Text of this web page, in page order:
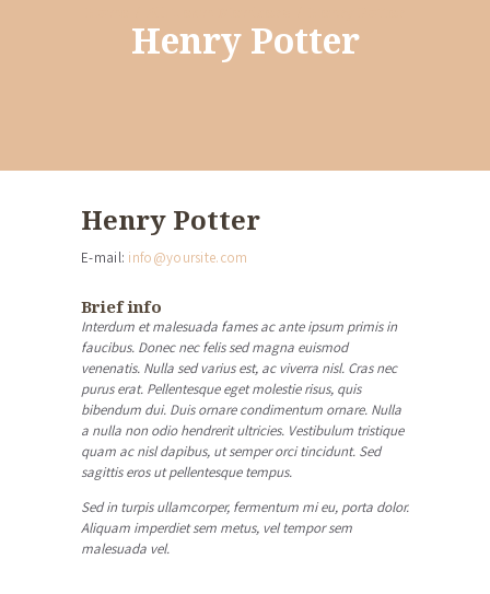
Henry Potter
Henry Potter
E-mail: info@yoursite.com
Brief info
Interdum et malesuada fames ac ante ipsum primis in
faucibus. Donec nec felis sed magna euismod
venenatis. Nulla sed varius est, ac viverra nisl. Cras nec
purus erat. Pellentesque eget molestie risus, quis
bibendum dui. Duis ornare condimentum ornare. Nulla
a nulla non odio hendrerit ultricies. Vestibulum tristique
quam ac nisl dapibus, ut semper orci tincidunt. Sed
sagittis eros ut pellentesque tempus.
Sed in turpis ullamcorper, fermentum mi eu, porta dolor.
Aliquam imperdiet sem metus, vel tempor sem
malesuada vel.